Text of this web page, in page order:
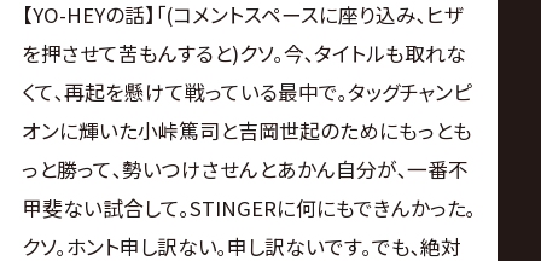
【YO-HEYの話】｢(コメントスペースに座り込み､ヒザ
を押させて苦もんすると)クソ｡今､タイトルも取れな
くて､再起を懸けて戦っている最中で｡タッグチャンピ
オンに輝いた小峠篤司と吉岡世起のためにもっとも
っと勝って､勢いつけさせんとあかん自分が､一番不
甲斐ない試合して｡STINGERに何にもできんかった｡
クソ｡ホント申し訳ない｡申し訳ないです｡でも､絶対